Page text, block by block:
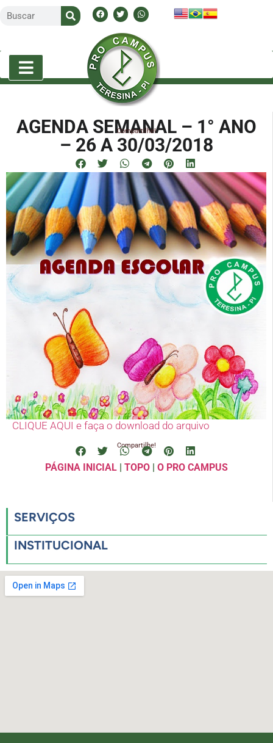
AGENDA SEMANAL – 1° ANO
– 26 A 30/03/2018
Compartilhe!
CLIQUE AQUI e faça o download do arquivo
Compartilhe!
PÁGINA INICIAL| TOPO| O PRO CAMPUS
SERVIÇOS
INSTITUCIONAL